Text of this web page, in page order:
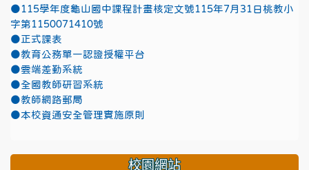
●115學年度龜山國中課程計畫核定文號115年7月31日桃教小
字第1150071410號
●正式課表
●教育公務單一認證授權平台
●雲端差勤系統
●全國教師研習系統
●教師網路郵局
●本校資通安全管理實施原則
校園網站